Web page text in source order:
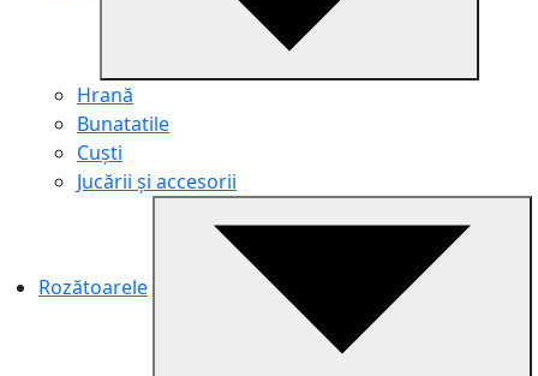
Hrană
Bunatatile
Cuști
Jucării și accesorii
Rozătoarele